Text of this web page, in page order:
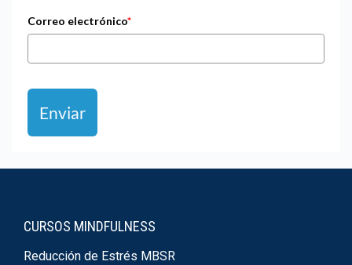
Correo electrónico*
Enviar
CURSOS MINDFULNESS
Reducción de Estrés MBSR